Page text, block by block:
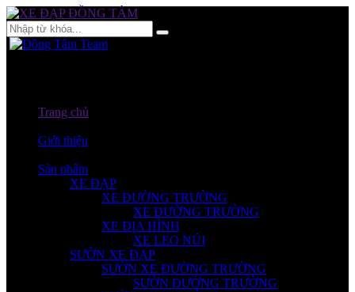
Trang chủ
Giới thiệu
Sản phẩm
XE ĐẠP
XE ĐƯỜNG TRƯỜNG
XE ĐƯỜNG TRƯỜNG
XE ĐỊA HÌNH
XE LEO NÚI
SƯỜN XE ĐẠP
SƯỜN XE ĐƯỜNG TRƯỜNG
SƯỜN ĐƯỜNG TRƯỜNG